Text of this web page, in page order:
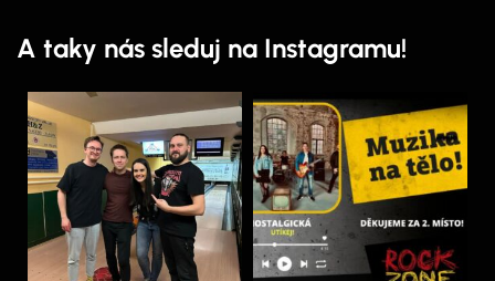
A taky nás sleduj na Instagramu!